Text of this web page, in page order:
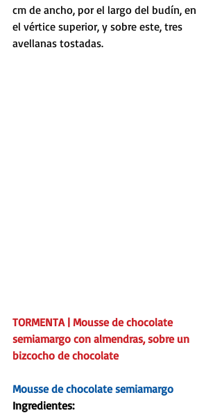
cm de ancho, por el largo del budín, en
el vértice superior, y sobre este, tres
avellanas tostadas.
TORMENTA | Mousse de chocolate
semiamargo con almendras, sobre un
bizcocho de chocolate
Mousse de chocolate semiamargo
Ingredientes: